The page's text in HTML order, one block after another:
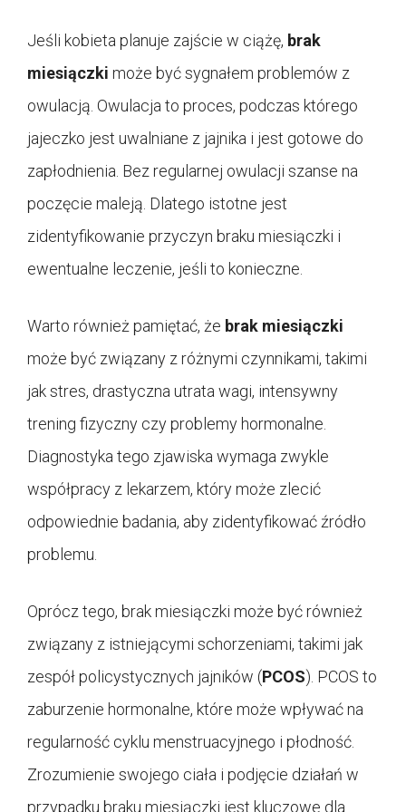
Jeśli kobieta planuje zajście w ciążę, brak
miesiączki może być sygnałem problemów z
owulacją. Owulacja to proces, podczas którego
jajeczko jest uwalniane z jajnika i jest gotowe do
zapłodnienia. Bez regularnej owulacji szanse na
poczęcie maleją. Dlatego istotne jest
zidentyfikowanie przyczyn braku miesiączki i
ewentualne leczenie, jeśli to konieczne.
Warto również pamiętać, że brak miesiączki
może być związany z różnymi czynnikami, takimi
jak stres, drastyczna utrata wagi, intensywny
trening fizyczny czy problemy hormonalne.
Diagnostyka tego zjawiska wymaga zwykle
współpracy z lekarzem, który może zlecić
odpowiednie badania, aby zidentyfikować źródło
problemu.
Oprócz tego, brak miesiączki może być również
związany z istniejącymi schorzeniami, takimi jak
zespół policystycznych jajników (PCOS). PCOS to
zaburzenie hormonalne, które może wpływać na
regularność cyklu menstruacyjnego i płodność.
Zrozumienie swojego ciała i podjęcie działań w
przypadku braku miesiączki jest kluczowe dla